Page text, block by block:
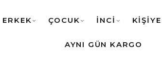
ERKEK ÇOCUK İNCİ
AYNI GÜN KARGO